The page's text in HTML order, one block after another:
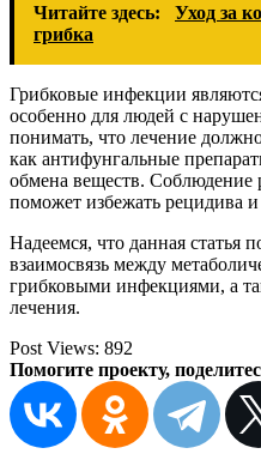
Читайте здесь:
Уход за
грибка
Грибковые инфекции
особенно для людей с
понимать, что лечение
как антифунгальные
обмена веществ. Соблюдение
поможет избежать рецидива
Надеемся, что данная статья
взаимосвязь между
грибковыми инфекциями, а
лечения.
Post Views: 892
Помогите проекту,